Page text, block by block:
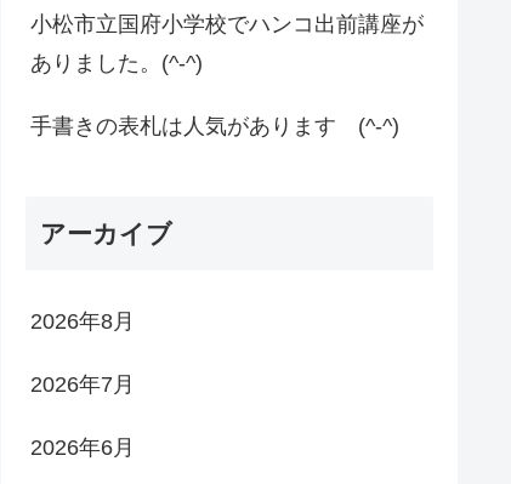
小松市立国府小学校でハンコ出前講座が
ありました。(^-^)
手書きの表札は人気があります (^-^)
アーカイブ
2026年8月
2026年7月
2026年6月